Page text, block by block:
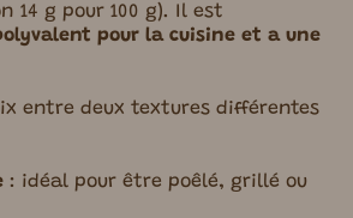
14 g pour 100 g). Il est
pour la cuisine et a une
entre deux textures différentes
: idéal pour être poêlé, grillé ou